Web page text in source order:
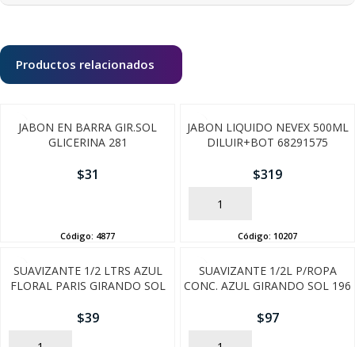
Productos relacionados
JABON EN BARRA GIR.SOL
GLICERINA 281
$31
Código: 4877
JABON LIQUIDO NEVEX 500ML
DILUIR+BOT 68291575
$319
AÑADIR
Código: 10207
SUAVIZANTE 1/2 LTRS AZUL
FLORAL PARIS GIRANDO SOL
$39
SUAVIZANTE 1/2L P/ROPA
CONC. AZUL GIRANDO SOL 196
$97